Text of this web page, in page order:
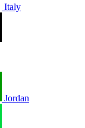
Italy
Jordan